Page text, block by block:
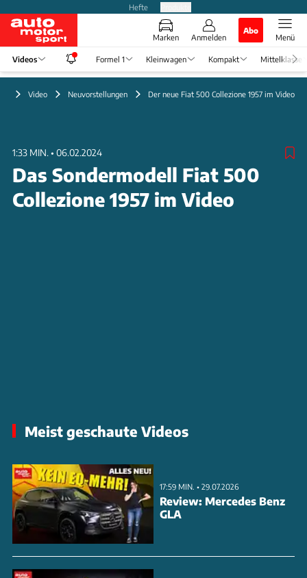
Hefte
Marken Anmelden
Abo
Menü
Videos Formel 1 Kleinwagen Kompakt Mittelklasse
Video Neuvorstellungen Der neue Fiat 500 Collezione 1957 im Video
1:33 MIN. • 06.02.2024
Das Sondermodell Fiat 500
Collezione 1957 im Video
Meist geschaute Videos
17:59 MIN. • 29.07.2026
Review: Mercedes Benz
GLA